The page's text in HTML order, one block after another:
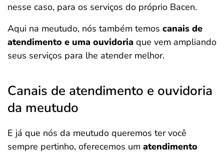
nesse caso, para os serviços do próprio Bacen.
Aqui na meutudo, nós também temos canais de
atendimento e uma ouvidoria que vem ampliando
seus serviços para lhe atender melhor.
Canais de atendimento e ouvidoria
da meutudo
E já que nós da meutudo queremos ter você
sempre pertinho, oferecemos um atendimento